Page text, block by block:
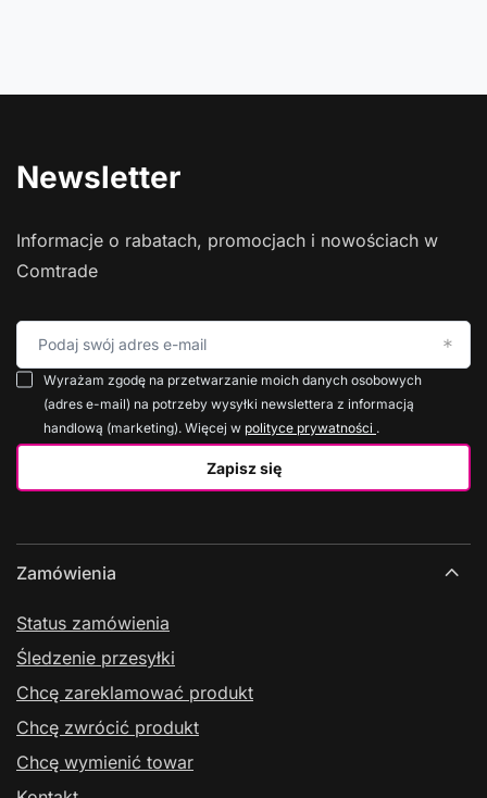
Newsletter
Informacje o rabatach, promocjach i nowościach w
Comtrade
Podaj swój adres e-mail
Zapisz się
Wyrażam zgodę na przetwarzanie moich danych osobowych
(adres e-mail) na potrzeby wysyłki newslettera z informacją
handlową (marketing). Więcej w polityce prywatności .
Zamówienia
Status zamówienia
Śledzenie przesyłki
Chcę zareklamować produkt
Chcę zwrócić produkt
Chcę wymienić towar